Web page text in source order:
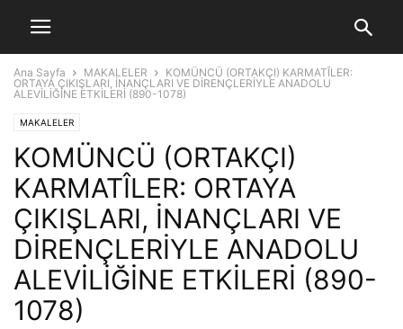
Ana Sayfa MAKALELER
KOMÜNCÜ (ORTAKÇI) KARMATÎLER:
ORTAYA ÇIKIŞLARI, İNANÇLARI VE DİRENÇLERİYLE ANADOLU
ALEVİLİĞİNE ETKİLERİ (890-1078)
MAKALELER
KOMÜNCÜ (ORTAKÇI)
KARMATÎLER: ORTAYA
ÇIKIŞLARI, İNANÇLARI VE
DİRENÇLERİYLE ANADOLU
ALEVİLİĞİNE ETKİLERİ (890-
1078)